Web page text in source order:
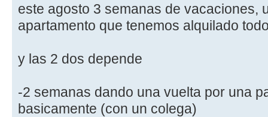
este agosto 3 semanas de vacaciones,
apartamento que tenemos alquilado
y las 2 dos depende
-2 semanas dando una vuelta por una
basicamente (con un colega)